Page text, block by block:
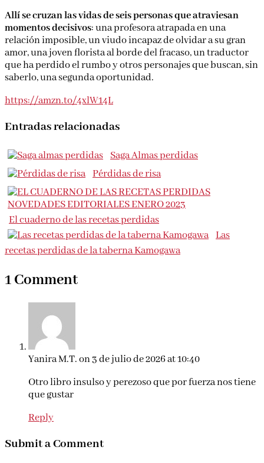
Allí se cruzan las vidas de seis personas que atraviesan
momentos decisivos: una profesora atrapada en una
relación imposible, un viudo incapaz de olvidar a su gran
amor, una joven florista al borde del fracaso, un traductor
que ha perdido el rumbo y otros personajes que buscan, sin
saberlo, una segunda oportunidad.
https://amzn.to/4xlW14L
Entradas relacionadas
Saga Almas perdidas
Pérdidas de risa
El cuaderno de las recetas perdidas
Las
recetas perdidas de la taberna Kamogawa
1 Comment
Yanira M.T.on 3 de julio de 2026 at 10:40
Otro libro insulso y perezoso que por fuerza nos tiene
que gustar
Reply
Submit a Comment